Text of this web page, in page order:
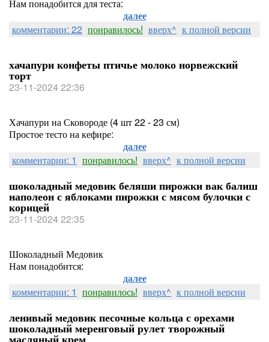
Нам понадобится для теста:
далее
комментарии: 22 понравилось! вверх^ к полной версии
хачапури конфеты птичье молоко норвежский
торт
23-11-2024 22:36
Хачапури на Сковороде (4 шт 22 - 23 см)
Простое тесто на кефире:
далее
комментарии: 1 понравилось! вверх^ к полной версии
шоколадный медовик беляши пирожки вак балиш
наполеон с яблоками пирожки с мясом булочки с
корицей
23-11-2024 22:35
Шоколадный Медовик
Нам понадобится:
далее
комментарии: 1 понравилось! вверх^ к полной версии
ленивый медовик песочные кольца с орехами
шоколадный меренговый рулет творожный